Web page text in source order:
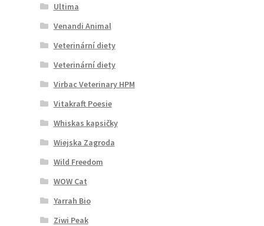
Ultima
Venandi Animal
Veterinární diety
Veterinární diety
Virbac Veterinary HPM
Vitakraft Poesie
Whiskas kapsičky
Wiejska Zagroda
Wild Freedom
WOW Cat
Yarrah Bio
Ziwi Peak